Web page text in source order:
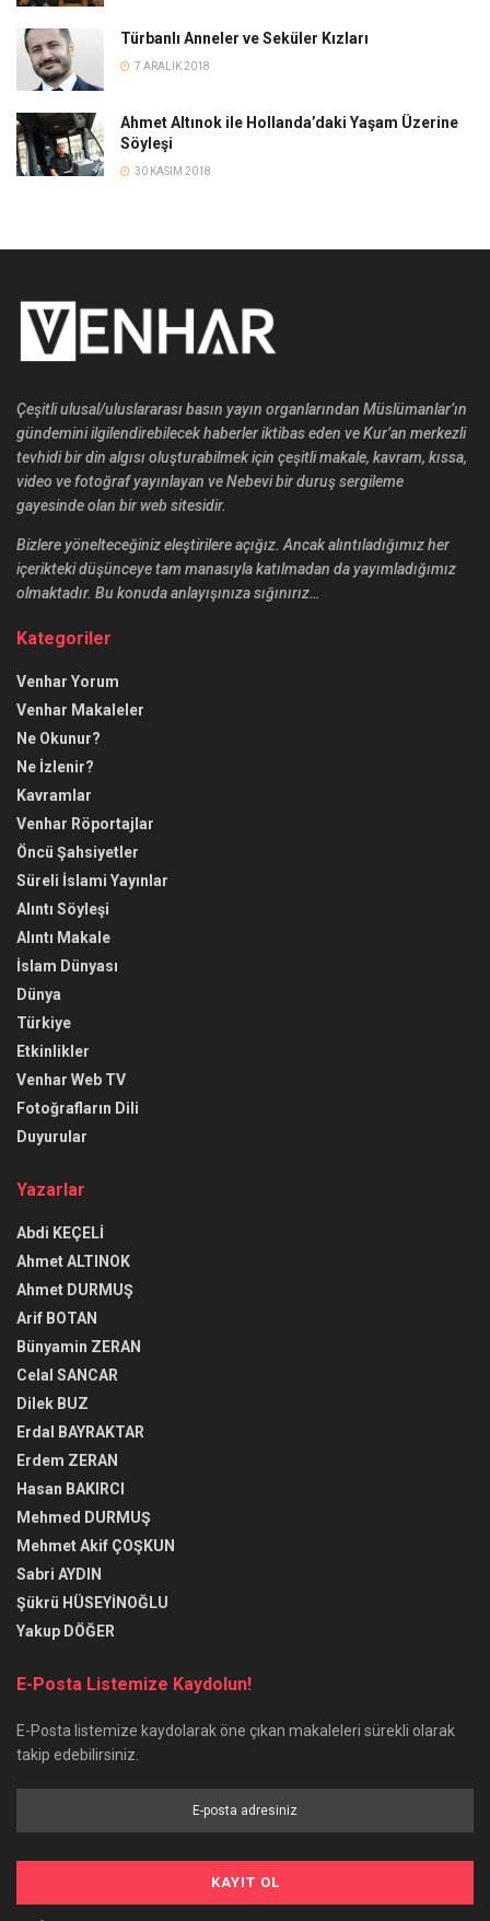
Türbanlı Anneler ve Seküler Kızları
7 ARALIK 2018
Ahmet Altınok ile Hollanda’daki Yaşam Üzerine
Söyleşi
30 KASIM 2018
Çeşitli ulusal/uluslararası basın yayın organlarından Müslümanlar’ın
gündemini ilgilendirebilecek haberler iktibas eden ve Kur’an merkezli
tevhidi bir din algısı oluşturabilmek için çeşitli makale, kavram, kıssa,
video ve fotoğraf yayınlayan ve Nebevi bir duruş sergileme
gayesinde olan bir web sitesidir.
Bizlere yönelteceğiniz eleştirilere açığız. Ancak alıntıladığımız her
içerikteki düşünceye tam manasıyla katılmadan da yayımladığımız
olmaktadır. Bu konuda anlayışınıza sığınırız…
Kategoriler
Venhar Yorum
Venhar Makaleler
Ne Okunur?
Ne İzlenir?
Kavramlar
Venhar Röportajlar
Öncü Şahsiyetler
Süreli İslami Yayınlar
Alıntı Söyleşi
Alıntı Makale
İslam Dünyası
Dünya
Türkiye
Etkinlikler
Venhar Web TV
Fotoğrafların Dili
Duyurular
Yazarlar
Abdi KEÇELİ
Ahmet ALTINOK
Ahmet DURMUŞ
Arif BOTAN
Bünyamin ZERAN
Celal SANCAR
Dilek BUZ
Erdal BAYRAKTAR
Erdem ZERAN
Hasan BAKIRCI
Mehmed DURMUŞ
Mehmet Akif ÇOŞKUN
Sabri AYDIN
Şükrü HÜSEYİNOĞLU
Yakup DÖĞER
E-Posta Listemize Kaydolun!
E-Posta listemize kaydolarak öne çıkan makaleleri sürekli olarak
takip edebilirsiniz.